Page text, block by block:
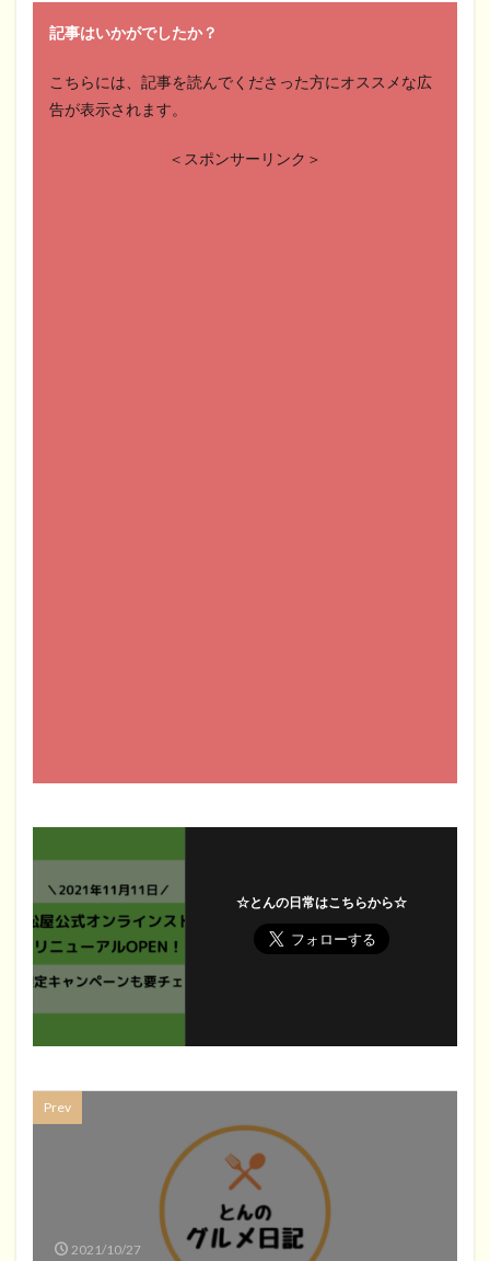
記事はいかがでしたか？
こちらには、記事を読んでくださった方にオススメな広
告が表示されます。
＜スポンサーリンク＞
☆とんの日常はこちらから☆
Prev
2021/10/27